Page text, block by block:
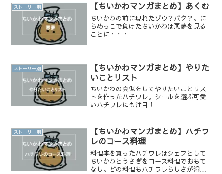
ストーリー別 【ちいかわマンガまとめ】あくむ
ちいかわの前に現れたゾウ？バク？。に
らめっこで負けたちいかわは悪夢を見る
ことに・・・
ストーリー別
【ちいかわマンガまとめ】やりた
いことリスト
ちいかわの真似をしてやりたいことリス
トを作ったハチワレ。シールを選ぶ可愛
いハチワレにも注目！
ストーリー別
【ちいかわマンガまとめ】ハチワ
レのコース料理
料理本を買ったハチワレはシェフとして
ちいかわとうさぎをコース料理でおもて
なし。どの料理もハチワレらしさが溢れ